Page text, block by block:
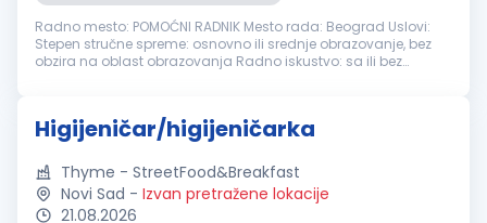
Radno mesto: POMOĆNI RADNIK Mesto rada: Beograd Uslovi:
Stepen stručne spreme: osnovno ili srednje obrazovanje, bez
obzira na oblast obrazovanja Radno iskustvo: sa ili bez
Higijeničar/higijeničarka
Thyme - StreetFood&Breakfast
Novi Sad - Izvan pretražene lokacije
21.08.2026